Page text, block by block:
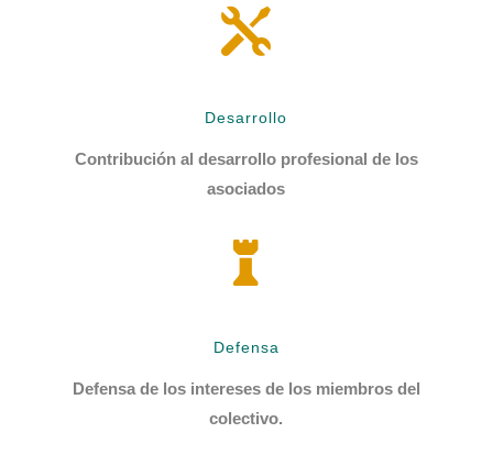

Desarrollo
Contribución al desarrollo profesional de los
asociados

Defensa
Defensa de los intereses de los miembros del
colectivo.